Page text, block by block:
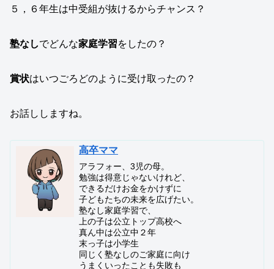
５，６年生は中受組が抜けるからチャンス？
塾なしでどんな家庭学習をしたの？
賞状はいつごろどのように受け取ったの？
お話ししますね。
高卒ママ
アラフォー、3児の母。
勉強は得意じゃないけれど、
できるだけお金をかけずに
子どもたちの未来を広げたい。
塾なし家庭学習で、
上の子は公立トップ高校へ
真ん中は公立中２年
末っ子は小学生
同じく塾なしのご家庭に向け
うまくいったことも失敗も